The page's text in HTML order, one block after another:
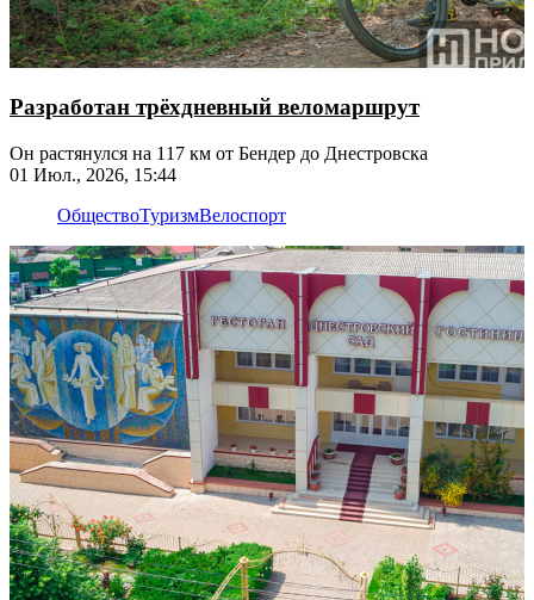
Разработан трёхдневный веломаршрут
Он растянулся на 117 км от Бендер до Днестровска
01 Июл., 2026, 15:44
ОбществоТуризмВелоспорт